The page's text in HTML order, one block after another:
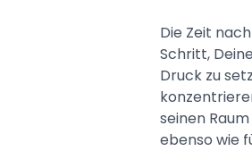
Die Zeit
Schritt,
Druck zu
seinen
ebenso wie